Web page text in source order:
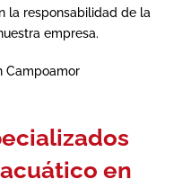
la responsabilidad de la
empresa.
en